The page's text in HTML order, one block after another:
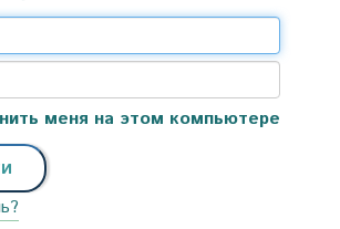
меня на этом компьютере